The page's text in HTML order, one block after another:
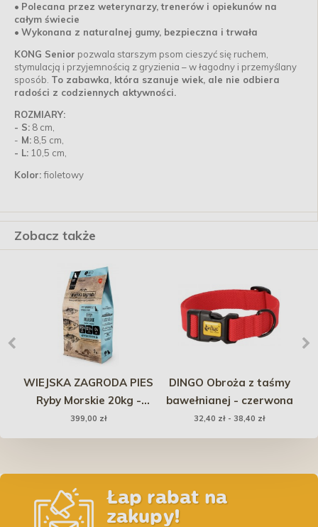
• Polecana przez weterynarzy, trenerów i opiekunów na
całym świecie
• Wykonana z naturalnej gumy, bezpieczna i trwała
KONG Senior pozwala starszym psom cieszyć się ruchem,
stymulacją i przyjemnością z gryzienia – w łagodny i przemyślany
sposób. To zabawka, która szanuje wiek, ale nie odbiera
radości z codziennych aktywności.
ROZMIARY:
- S: 8 cm,
- M: 8,5 cm,
- L: 10,5 cm,
Kolor:fioletowy
Zobacz także
WIEJSKA ZAGRODA PIES
Ryby Morskie 20kg -
rozmiar chrupek S
PROMO Krótki termin
399,00 zł
DINGO Obroża z taśmy
bawełnianej - czerwona
32,40 zł - 38,40 zł
Łap rabat na
zakupy!